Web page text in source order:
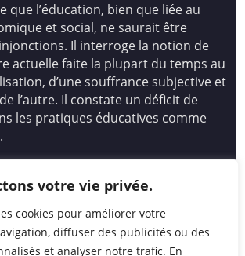
votre vie privée.
cookies pour améliorer votre
diffuser des publicités ou des
et analyser notre trafic. En
que l’éducation, bien que liée au
et social, ne saurait être
Il interroge la notion de
actuelle faite la plupart du temps au
d’une souffrance subjective et
l’autre. Il constate un déficit de
les pratiques éducatives comme
94200 Ivry Sur Seine
gfen@gfen.asso.fr